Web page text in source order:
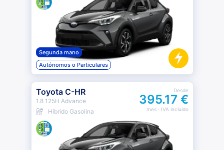
Segunda mano
Autónomos o Particulares
Toyota C-HR
1.8 125H Advance
Híbrido Gasolina
Desde
395.17 €
mes· IVA incluido